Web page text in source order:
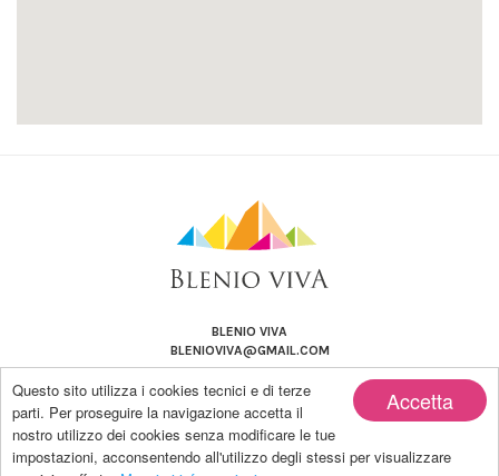
Accetta
Questo sito utilizza i cookies tecnici e di terze
parti. Per proseguire la navigazione accetta il
nostro utilizzo dei cookies senza modificare le tue
impostazioni, acconsentendo all'utilizzo degli stessi per visualizzare
BLENIO VIVA
BLENIOVIVA@GMAIL.COM
Copyright by BLENIO VIVA | Powered by Blanco-LAB